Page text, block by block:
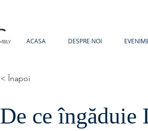
ACASA DESPRE NOI
< Înapoi
De ce îngăduie